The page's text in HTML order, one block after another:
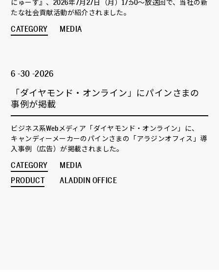
にゅーす』、2026年7月27日（月）17:50～放送回で、当社の新
たな社会貢献活動が紹介されました。
CATEGORY MEDIA
6 -30 -2026
「ダイヤモンド・オンライン」にパインさまの
事例が掲載
ビジネス系Webメディア「ダイヤモンド・オンライン」に、
キャンディーメーカーのパインさまの「アラジンオフィス」導
入事例（広告）が掲載されました。
CATEGORY
MEDIA
PRODUCT
ALADDIN OFFICE